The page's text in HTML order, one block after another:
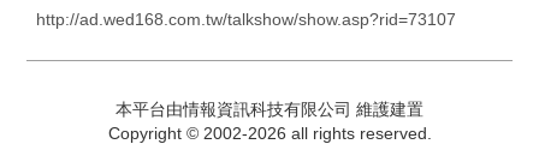
http://ad.wed168.com.tw/talkshow/show.asp?rid=73107
本平台由情報資訊科技有限公司 維護建置
Copyright © 2002-2026 all rights reserved.